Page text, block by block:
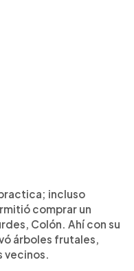
incluso
comprar un
Colón. Ahí con su
árboles frutales,
vecinos.